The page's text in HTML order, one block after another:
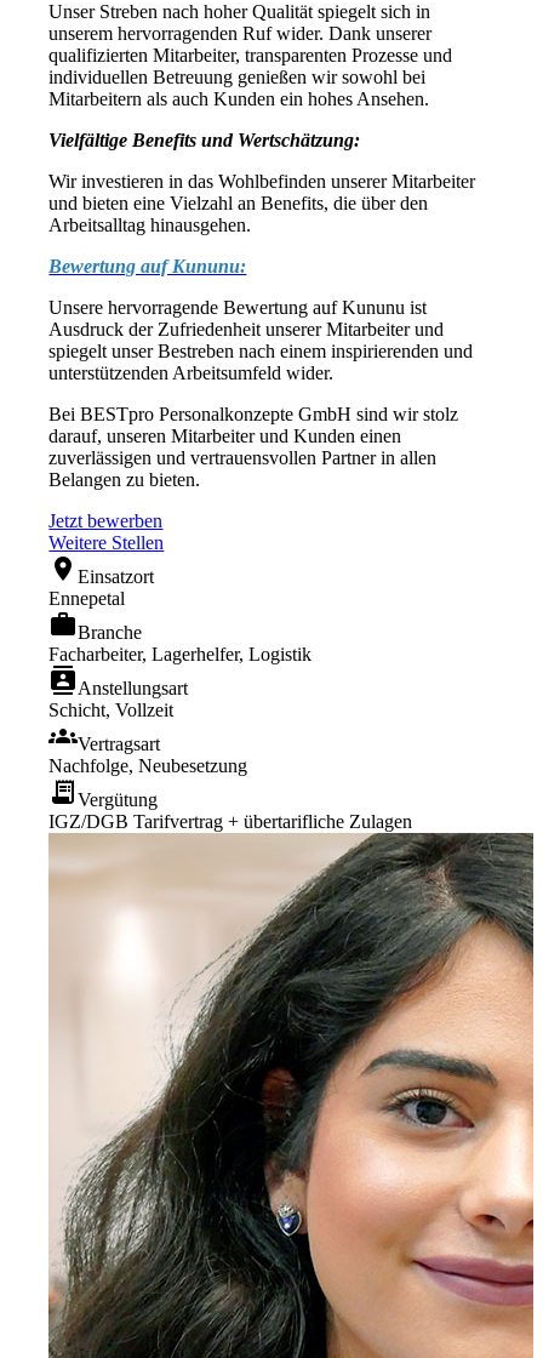
Unser Streben nach hoher Qualität spiegelt sich in
unserem hervorragenden Ruf wider. Dank unserer
qualifizierten Mitarbeiter, transparenten Prozesse und
individuellen Betreuung genießen wir sowohl bei
Mitarbeitern als auch Kunden ein hohes Ansehen.
Vielfältige Benefits und Wertschätzung:
Wir investieren in das Wohlbefinden unserer Mitarbeiter
und bieten eine Vielzahl an Benefits, die über den
Arbeitsalltag hinausgehen.
Bewertung auf Kununu:
Unsere hervorragende Bewertung auf Kununu ist
Ausdruck der Zufriedenheit unserer Mitarbeiter und
spiegelt unser Bestreben nach einem inspirierenden und
unterstützenden Arbeitsumfeld wider.
Bei BESTpro Personalkonzepte GmbH sind wir stolz
darauf, unseren Mitarbeiter und Kunden einen
zuverlässigen und vertrauensvollen Partner in allen
Belangen zu bieten.
Jetzt bewerben
Weitere Stellen
location_onEinsatzort
Ennepetal
workBranche
Facharbeiter, Lagerhelfer, Logistik
contactsAnstellungsart
Schicht, Vollzeit
groupsVertragsart
Nachfolge, Neubesetzung
receipt_longVergütung
IGZ/DGB Tarifvertrag + übertarifliche Zulagen